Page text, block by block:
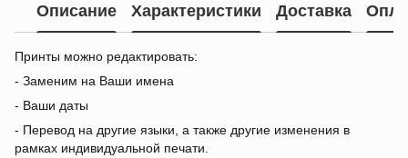
Описание Характеристики Доставка
Принты можно редактировать:
- Заменим на Ваши имена
- Ваши даты
- Перевод на другие языки, а также другие изменения в
рамках индивидуальной печати.